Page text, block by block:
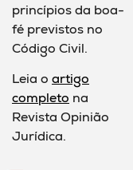
princípios da boa-
fé previstos no
Código Civil.
Leia o artigo
completo na
Revista Opinião
Jurídica.